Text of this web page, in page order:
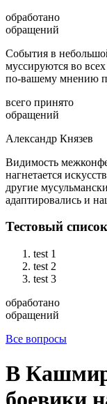
обработано
обращений
События в
муссируются во
по-вашему мнению
всего принято
обращений
Александр Князев
Видимость
нагнетается
другие
адаптировались и
Тестовый список
test 1
test 2
test 3
обработано
обращений
Все вопросы
В
боевики